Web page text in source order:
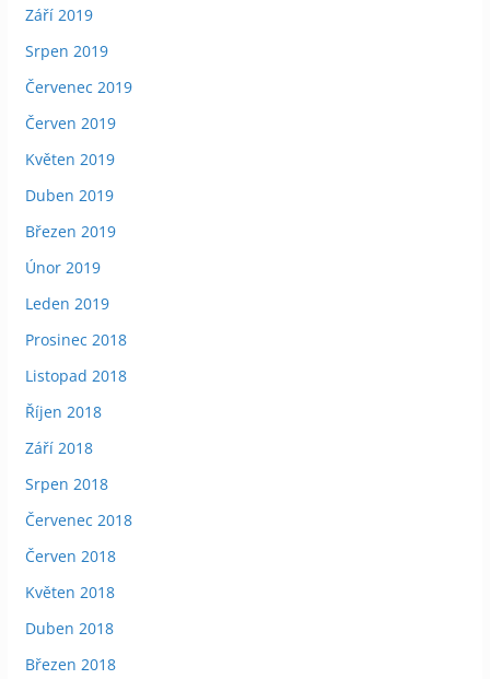
Září 2019
Srpen 2019
Červenec 2019
Červen 2019
Květen 2019
Duben 2019
Březen 2019
Únor 2019
Leden 2019
Prosinec 2018
Listopad 2018
Říjen 2018
Září 2018
Srpen 2018
Červenec 2018
Červen 2018
Květen 2018
Duben 2018
Březen 2018